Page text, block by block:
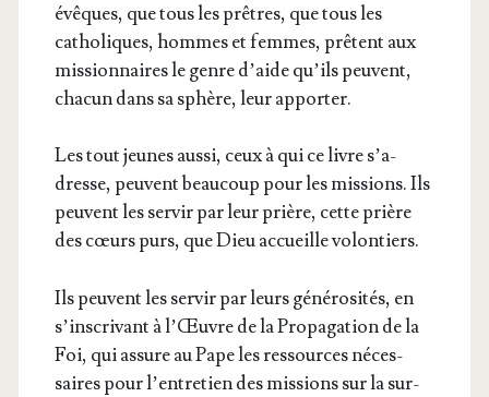
évêques, que tous les prêtres, que tous les
catho­liques, hommes et femmes, prêtent aux
mis­sion­naires le genre d’aide qu’ils peuvent,
cha­cun dans sa sphère, leur apporter.
Les tout jeunes aus­si, ceux à qui ce livre s’a­
dresse, peuvent beau­coup pour les mis­sions. Ils
peuvent les ser­vir par leur prière, cette prière
des cœurs purs, que Dieu accueille volontiers.
Ils peuvent les ser­vir par leurs géné­ro­si­tés, en
s’ins­cri­vant à l’Œuvre de la Pro­pa­ga­tion de la
Foi, qui assure au Pape les res­sources néces­
saires pour l’en­tre­tien des mis­sions sur la sur­